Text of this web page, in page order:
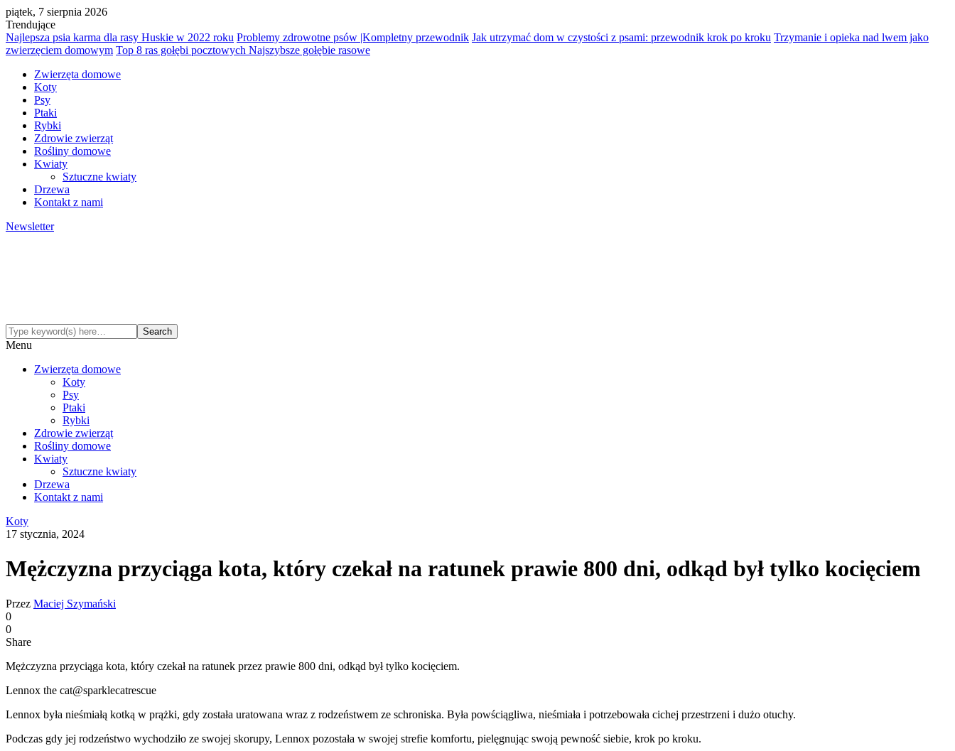
piątek, 7 sierpnia 2026
Trendujące
Najlepsza psia karma dla rasy Huskie w 2022 roku Problemy zdrowotne psów |Kompletny przewodnik Jak utrzymać dom w czystości z psami: przewodnik krok po kroku Trzymanie i opieka nad lwem jako
zwierzęciem domowym Top 8 ras gołębi pocztowych Najszybsze gołębie rasowe
Zwierzęta domowe
Koty
Psy
Ptaki
Rybki
Zdrowie zwierząt
Rośliny domowe
Kwiaty
Sztuczne kwiaty
Drzewa
Kontakt z nami
Newsletter
Menu
Zwierzęta domowe
Koty
Psy
Ptaki
Rybki
Zdrowie zwierząt
Rośliny domowe
Kwiaty
Sztuczne kwiaty
Drzewa
Kontakt z nami
Koty
17 stycznia, 2024
Mężczyzna przyciąga kota, który czekał na ratunek prawie 800 dni, odkąd był tylko kocięciem
Przez Maciej Szymański
0
0
Share
Mężczyzna przyciąga kota, który czekał na ratunek przez prawie 800 dni, odkąd był tylko kocięciem.
Lennox the cat@sparklecatrescue
Lennox była nieśmiałą kotką w prążki, gdy została uratowana wraz z rodzeństwem ze schroniska. Była powściągliwa, nieśmiała i potrzebowała cichej przestrzeni i dużo otuchy.
Podczas gdy jej rodzeństwo wychodziło ze swojej skorupy, Lennox pozostała w swojej strefie komfortu, pielęgnując swoją pewność siebie, krok po kroku.